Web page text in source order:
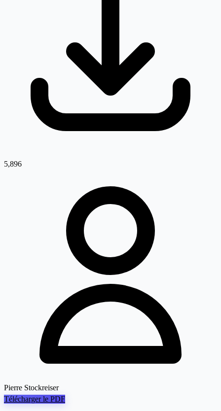
5,896
Pierre Stockreiser
Télécharger le PDF